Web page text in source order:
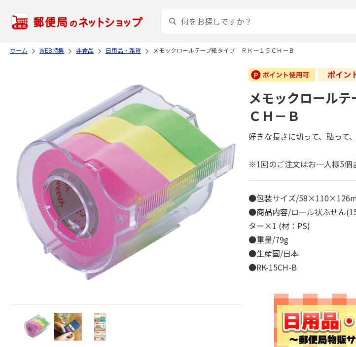
ホーム WEB特集 非食品 日用品・雑貨 メモックロールテープ紙タイプ ＲＫ－１５ＣＨ－Ｂ
メモックロール
ＣＨ－Ｂ
好きな長さに切って、貼って
※1回のご注文はお一人様5個
●包装サイズ/
●商品内容/ロール状ふせん
ター×1 (材：PS)
●重量/79g
●生産国/日本
●RK-15CH-B